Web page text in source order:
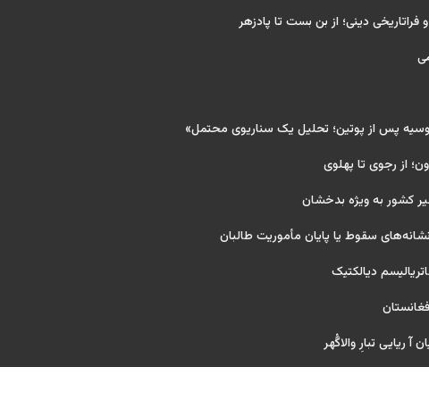
فراتاریخی دینی؛ از بن بست تا پادزهر
پس از پوتین؛ تحلیل یک سناریوی محتمل»
از رجوی تا پهلوی
کشور به ویژه بدخشان
سقوط یا پایان مأموریت طالبان
دیالکتیک
آ ریایی تبارِ والاگُهر